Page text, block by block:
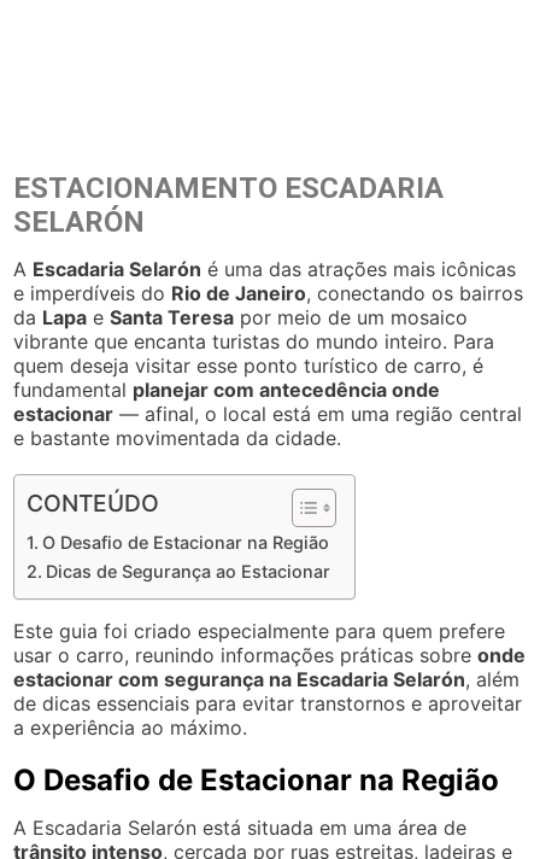
ESTACIONAMENTO ESCADARIA
SELARÓN
A Escadaria Selarón é uma das atrações mais icônicas
e imperdíveis do Rio de Janeiro, conectando os bairros
da Lapa eSanta Teresa por meio de um mosaico
vibrante que encanta turistas do mundo inteiro. Para
quem deseja visitar esse ponto turístico de carro, é
fundamental planejar com antecedência onde
estacionar — afinal, o local está em uma região central
e bastante movimentada da cidade.
CONTEÚDO
O Desafio de Estacionar na Região
Dicas de Segurança ao Estacionar
Este guia foi criado especialmente para quem prefere
usar o carro, reunindo informações práticas sobreonde
estacionar com segurança na Escadaria Selarón, além
de dicas essenciais para evitar transtornos e aproveitar
a experiência ao máximo.
O Desafio de Estacionar na Região
A Escadaria Selarón está situada em uma área de
trânsito intenso, cercada por ruas estreitas, ladeiras e